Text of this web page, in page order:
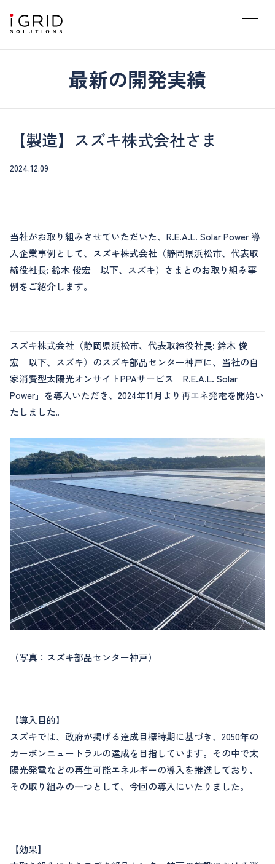
最新の開発実績
【製造】スズキ株式会社さま
2024.12.09
当社がお取り組みさせていただいた、R.E.A.L. Solar Power 導
入企業事例として、スズキ株式会社（静岡県浜松市、代表取
締役社長: 鈴木 俊宏 以下、スズキ）さまとのお取り組み事
例をご紹介します。
スズキ株式会社（静岡県浜松市、代表取締役社長: 鈴木 俊
宏 以下、スズキ）のスズキ部品センター神戸に、当社の自
家消費型太陽光オンサイトPPAサービス「R.E.A.L. Solar
Power」を導入いただき、2024年11月より再エネ発電を開始い
たしました。
（写真：スズキ部品センター神戸）
【導入目的】
スズキでは、政府が掲げる達成目標時期に基づき、2050年の
カーボンニュートラルの達成を目指しています。その中で太
陽光発電などの再生可能エネルギーの導入を推進しており、
その取り組みの一つとして、今回の導入にいたりました。
【効果】